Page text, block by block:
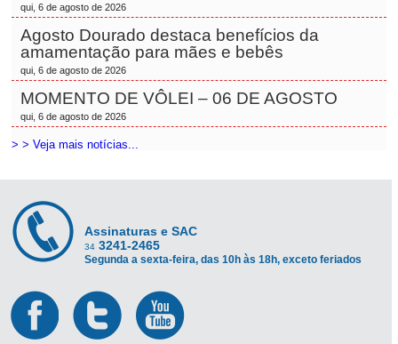
qui, 6 de agosto de 2026
Agosto Dourado destaca benefícios da
amamentação para mães e bebês
qui, 6 de agosto de 2026
MOMENTO DE VÔLEI – 06 DE AGOSTO
qui, 6 de agosto de 2026
> > Veja mais notícias...
Assinaturas e SAC
34 3241-2465
Segunda a sexta-feira, das 10h às 18h, exceto feriados